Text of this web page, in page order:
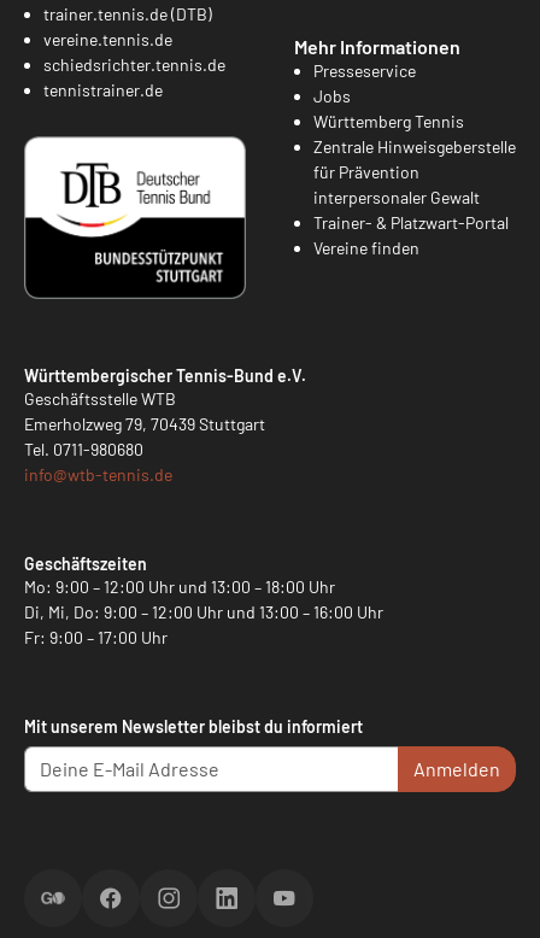
trainer.tennis.de (DTB)
vereine.tennis.de
schiedsrichter.tennis.de
tennistrainer.de
Mehr Informationen
Presseservice
Jobs
Württemberg Tennis
Zentrale Hinweisgeberstelle
für Prävention
interpersonaler Gewalt
Trainer- & Platzwart-Portal
Vereine finden
Württembergischer Tennis-Bund e.V.
Geschäftsstelle WTB
Emerholzweg 79, 70439 Stuttgart
Tel. 0711-980680
info@wtb-tennis.de
Geschäftszeiten
Mo: 9:00 – 12:00 Uhr und 13:00 – 18:00 Uhr
Di, Mi, Do: 9:00 – 12:00 Uhr und 13:00 – 16:00 Uhr
Fr: 9:00 – 17:00 Uhr
Mit unserem Newsletter bleibst du informiert
Anmelden
ScoreGOFacebookInstagramLinkedInYouTube